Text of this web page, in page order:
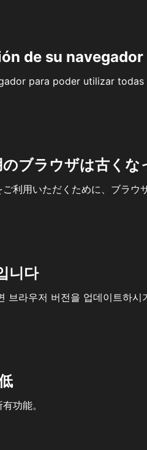
de su
para poder utilizar
ブラウザは古くな
利用いただくために、ブラウ
니다
브라우저 버전을 업데이트하시
功能。